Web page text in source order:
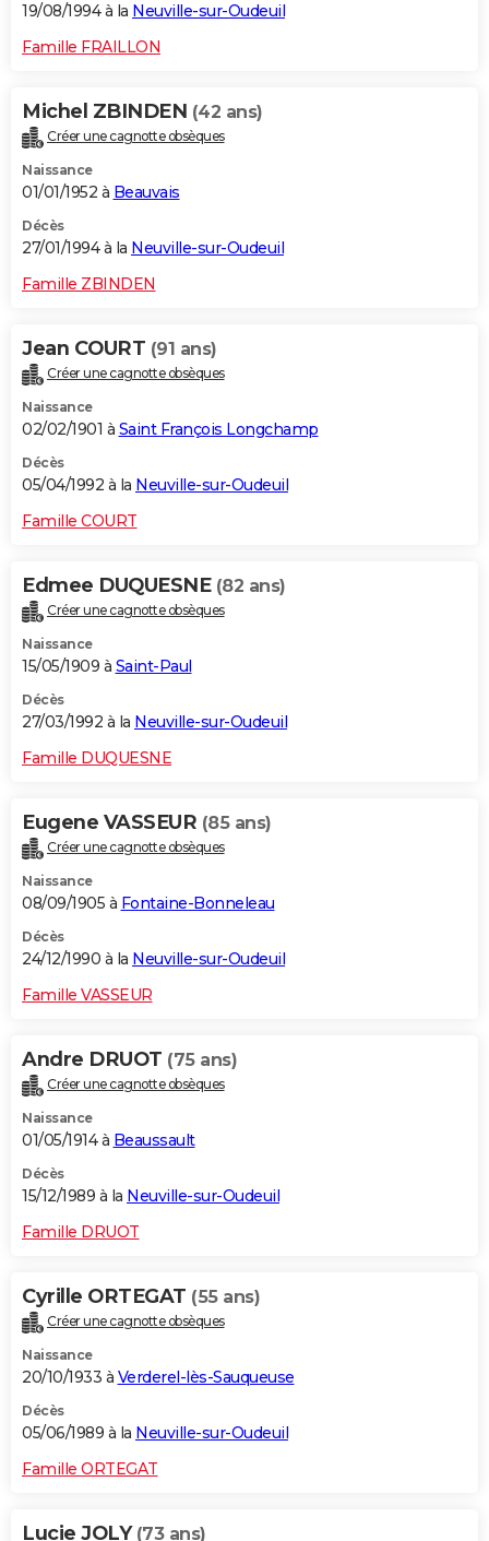
19/08/1994 à la Neuville-sur-Oudeuil
Famille FRAILLON
Michel ZBINDEN (42 ans)
Créer une cagnotte obsèques
Naissance
01/01/1952 à Beauvais
Décès
27/01/1994 à la Neuville-sur-Oudeuil
Famille ZBINDEN
Jean COURT (91 ans)
Créer une cagnotte obsèques
Naissance
02/02/1901 à Saint François Longchamp
Décès
05/04/1992 à la Neuville-sur-Oudeuil
Famille COURT
Edmee DUQUESNE (82 ans)
Créer une cagnotte obsèques
Naissance
15/05/1909 à Saint-Paul
Décès
27/03/1992 à la Neuville-sur-Oudeuil
Famille DUQUESNE
Eugene VASSEUR (85 ans)
Créer une cagnotte obsèques
Naissance
08/09/1905 à Fontaine-Bonneleau
Décès
24/12/1990 à la Neuville-sur-Oudeuil
Famille VASSEUR
Andre DRUOT (75 ans)
Créer une cagnotte obsèques
Naissance
01/05/1914 à Beaussault
Décès
15/12/1989 à la Neuville-sur-Oudeuil
Famille DRUOT
Cyrille ORTEGAT (55 ans)
Créer une cagnotte obsèques
Naissance
20/10/1933 à Verderel-lès-Sauqueuse
Décès
05/06/1989 à la Neuville-sur-Oudeuil
Famille ORTEGAT
Lucie JOLY (73 ans)